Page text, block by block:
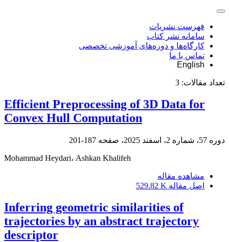
فهرست نشریات
سامانه نشر کتاب
کارگاه‌ها و دوره‌های آموزشی تخصصی
تماس با ما
English
تعداد مقالات: 3
Efficient Preprocessing of 3D Data for
Convex Hull Computation
دوره 57، شماره 2، اسفند 2025، صفحه 187-201
Mohammad Heydari، Ashkan Khalifeh
مشاهده مقاله
اصل مقاله 529.82 K
Inferring geometric similarities of
trajectories by an abstract trajectory
descriptor